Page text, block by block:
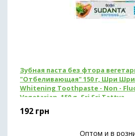
Зубная паста без фтора
"Отбеливающая" 150 г, Шри
Whitening Toothpaste - Non -
Vegetarian, 150 g, Sri Sri Tattva
192 грн
Оптом и в